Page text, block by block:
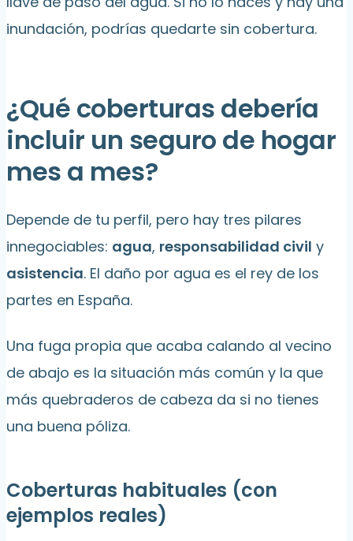
inundación, podrías quedarte sin cobertura.
¿Qué coberturas debería
incluir un seguro de hogar
mes a mes?
Depende de tu perfil, pero hay tres pilares
innegociables: agua, responsabilidad civil y
asistencia. El daño por agua es el rey de los
partes en España.
Una fuga propia que acaba calando al vecino
de abajo es la situación más común y la que
más quebraderos de cabeza da si no tienes
una buena póliza.
Coberturas habituales (con
ejemplos reales)